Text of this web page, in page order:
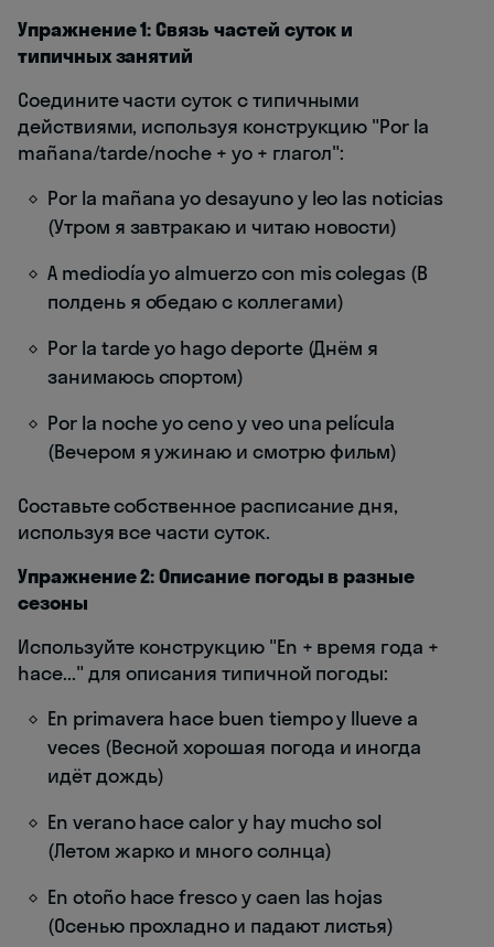
Упражнение 1: Связь частей суток и
типичных занятий
Соедините части суток с типичными
действиями, используя конструкцию "Por la
mañana/tarde/noche + yo + глагол":
Por la mañana yo desayuno y leo las noticias
(Утром я завтракаю и читаю новости)
A mediodía yo almuerzo con mis colegas (В
полдень я обедаю с коллегами)
Por la tarde yo hago deporte (Днём я
занимаюсь спортом)
Por la noche yo ceno y veo una película
(Вечером я ужинаю и смотрю фильм)
Составьте собственное расписание дня,
используя все части суток.
Упражнение 2: Описание погоды в разные
сезоны
Используйте конструкцию "En + время года +
hace..." для описания типичной погоды:
En primavera hace buen tiempo y llueve a
veces (Весной хорошая погода и иногда
идёт дождь)
En verano hace calor y hay mucho sol
(Летом жарко и много солнца)
En otoño hace fresco y caen las hojas
(Осенью прохладно и падают листья)